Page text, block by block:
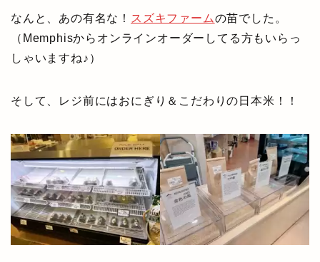
なんと、あの有名な！ スズキファームの苗でした。
（Memphisからオンラインオーダーしてる方もいらっ
しゃいますね♪）
そして、レジ前にはおにぎり＆こだわりの日本米！！